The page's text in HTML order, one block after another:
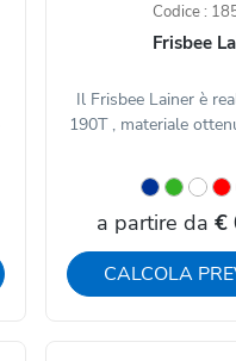
Codice :
Frisbee
Il Frisbee Lainer è
190T , materiale
a partire da €
CALCOLA